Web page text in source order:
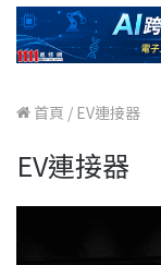
首頁 / EV連接器
EV連接器